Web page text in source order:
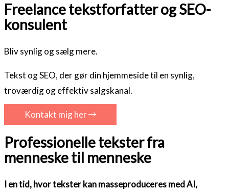
Freelance tekstforfatter og SEO-
konsulent
Bliv synlig og sælg mere.
Tekst og SEO, der gør din hjemmeside til en synlig,
troværdig og effektiv salgskanal.
Kontakt mig her
Professionelle tekster fra
menneske til menneske
I en tid, hvor tekster kan masseproduceres med AI,